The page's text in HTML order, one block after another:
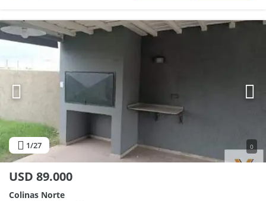
1/27 0
USD 89.000
Colinas Norte